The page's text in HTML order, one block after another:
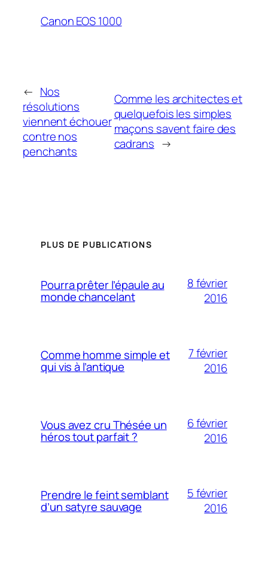
Canon EOS 1000
← Nos
résolutions
viennent échouer
contre nos
penchants
Comme les architectes et
quelquefois les simples
maçons savent faire des
cadrans →
PLUS DE PUBLICATIONS
Pourra prêter l’épaule au
monde chancelant
8 février
2016
Comme homme simple et
qui vis à l’antique
7 février
2016
Vous avez cru Thésée un
héros tout parfait ?
6 février
2016
Prendre le feint semblant
d’un satyre sauvage
5 février
2016